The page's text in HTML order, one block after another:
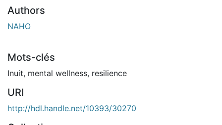
Authors
NAHO
Mots-clés
Inuit, mental wellness, resilience
URI
http://hdl.handle.net/10393/30270